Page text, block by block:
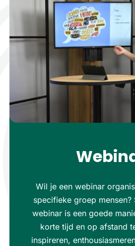
Wil je een webinar
specifieke groep mensen?
webinar is een goede
korte tijd en op afstand
inspireren,